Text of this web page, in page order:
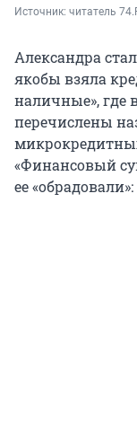
Источник: читатель
Александра
якобы взяла
наличные»,
перечислены
«Финансовый
ее